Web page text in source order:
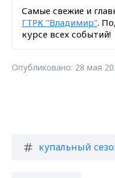
Самые свежие и
ГТРК "Владимир".
курсе всех событий!
Опубликовано: 28 мая
купальный